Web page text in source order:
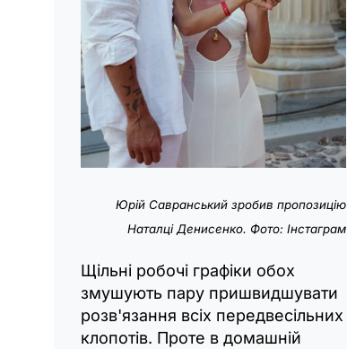
Юрій Савранський зробив пропозицію
Наталці Денисенко. Фото: Інстаграм
Щільні робочі графіки обох
змушують пару пришвидшувати
розв'язання всіх передвесільних
клопотів. Проте в домашній